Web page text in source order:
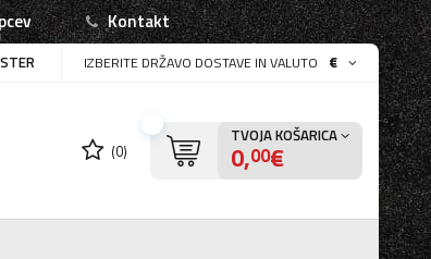
Kontakt
IZBERITE DRŽAVO DOSTAVE IN VALUTO €
(0)
TVOJA KOŠARICA
0,00€